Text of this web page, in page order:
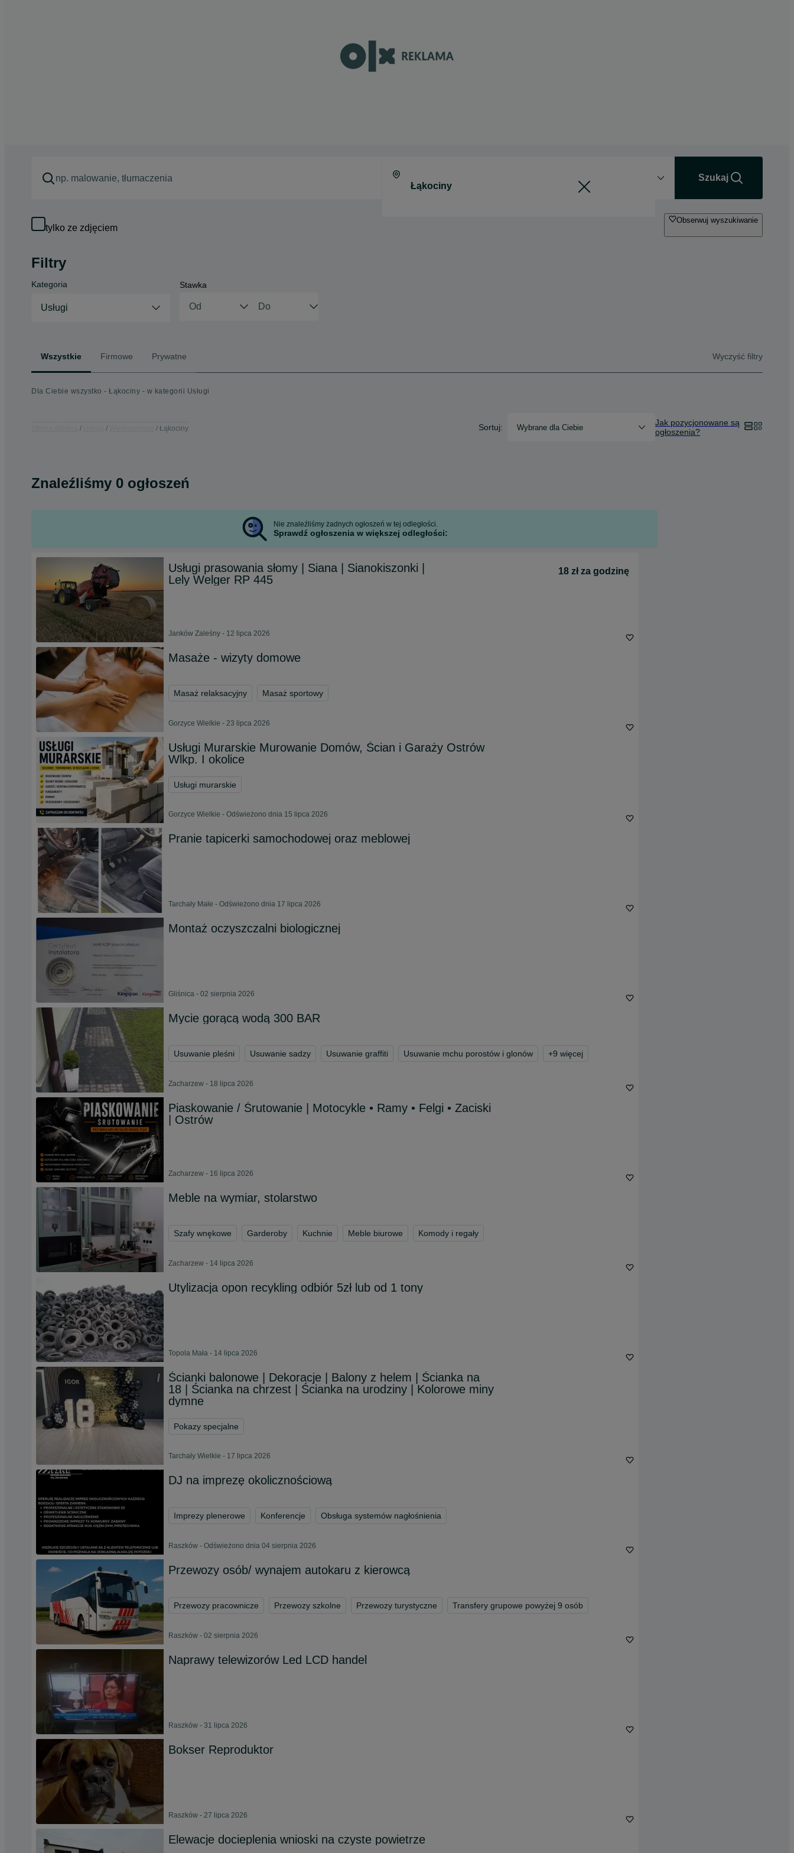
Szukaj
tylko ze zdjęciem
Obserwuj wyszukiwanie
Filtry
Kategoria
Usługi
Stawka
Wszystkie Firmowe Prywatne Wyczyść filtry
Dla Ciebie wszystko - Łąkociny - w kategorii Usługi
Łąkociny Sortuj: Wybrane dla Ciebie
Jak pozycjonowane są
ogłoszenia?
Znaleźliśmy 0 ogłoszeń
Nie znaleźliśmy żadnych ogłoszeń w tej odległości.
Sprawdź ogłoszenia w większej odległości:
Usługi prasowania słomy | Siana | Sianokiszonki |
Lely Welger RP 445
18 zł za godzinę
Janków Zaleśny - 12 lipca 2026
Masaże - wizyty domowe
Masaż relaksacyjny Masaż sportowy
Gorzyce Wielkie - 23 lipca 2026
Usługi Murarskie Murowanie Domów, Ścian i Garaży Ostrów
Wlkp. I okolice
Usługi murarskie
Gorzyce Wielkie - Odświeżono dnia 15 lipca 2026
Pranie tapicerki samochodowej oraz meblowej
Tarchały Małe - Odświeżono dnia 17 lipca 2026
Montaż oczyszczalni biologicznej
Gliśnica - 02 sierpnia 2026
Mycie gorącą wodą 300 BAR
Usuwanie pleśni Usuwanie sadzy Usuwanie graffiti Usuwanie mchu porostów i glonów +9 więcej
Zacharzew - 18 lipca 2026
Piaskowanie / Śrutowanie | Motocykle • Ramy • Felgi • Zaciski
| Ostrów
Zacharzew - 16 lipca 2026
Meble na wymiar, stolarstwo
Szafy wnękowe Garderoby Kuchnie Meble biurowe Komody i regały
Zacharzew - 14 lipca 2026
Utylizacja opon recykling odbiór 5zł lub od 1 tony
Topola Mała - 14 lipca 2026
Ścianki balonowe | Dekoracje | Balony z helem | Ścianka na
18 | Ścianka na chrzest | Ścianka na urodziny | Kolorowe miny
dymne
Pokazy specjalne
Tarchały Wielkie - 17 lipca 2026
DJ na imprezę okolicznościową
Imprezy plenerowe Konferencje Obsługa systemów nagłośnienia
Raszków - Odświeżono dnia 04 sierpnia 2026
Przewozy osób/ wynajem autokaru z kierowcą
Przewozy pracownicze Przewozy szkolne Przewozy turystyczne Transfery grupowe powyżej 9 osób
Raszków - 02 sierpnia 2026
Naprawy telewizorów Led LCD handel
Raszków - 31 lipca 2026
Bokser Reproduktor
Raszków - 27 lipca 2026
Elewacje docieplenia wnioski na czyste powietrze